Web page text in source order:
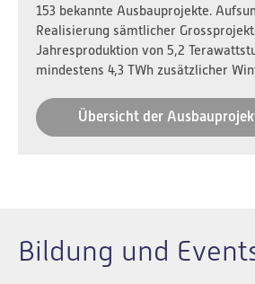
153 bekannte Ausbauprojekte.
Realisierung sämtlicher
Jahresproduktion von 5,2
mindestens 4,3 TWh zusätzlicher
Übersicht der
Bildung und